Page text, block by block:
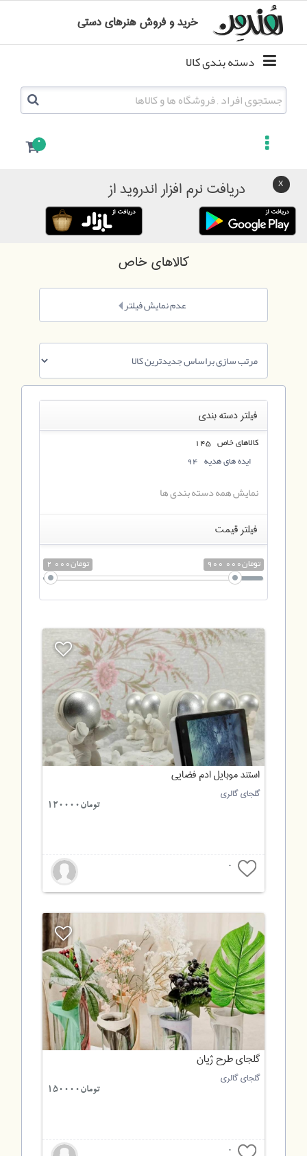
0
خرید و فروش هنرهای دستی
دریافت نرم افزار اندروید از
کالاهای خاص
عدم نمایش فیلتر
فیلتر دسته بندی
کالاهای خاص 145
ایده های هدیه 94
نمایش همه دسته بندی ها
فیلتر قیمت
2 000تومان 900 000تومان
استند موبایل ادم فضایی
گلجای گالری
تومان120000
0
گلجای طرح ژیان
گلجای گالری
تومان150000
0